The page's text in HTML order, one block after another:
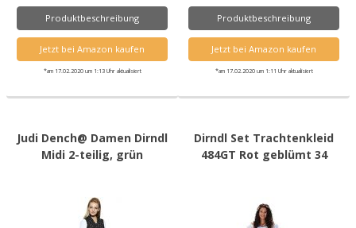
Produktbeschreibung
Jetzt bei Amazon kaufen
*am 17.02.2020 um 1:13 Uhr aktualisiert
Produktbeschreibung
Jetzt bei Amazon kaufen
*am 17.02.2020 um 1:11 Uhr aktualisiert
Judi Dench@ Damen Dirndl
Midi 2-teilig, grün
Dirndl Set Trachtenkleid
484GT Rot geblümt 34